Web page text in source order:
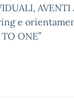
AVENTI
e
ONE”